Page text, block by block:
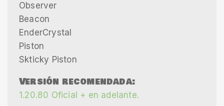
Observer
Beacon
EnderCrystal
Piston
Skticky Piston
Versión recomendada:
1.20.80 Oficial + en adelante.